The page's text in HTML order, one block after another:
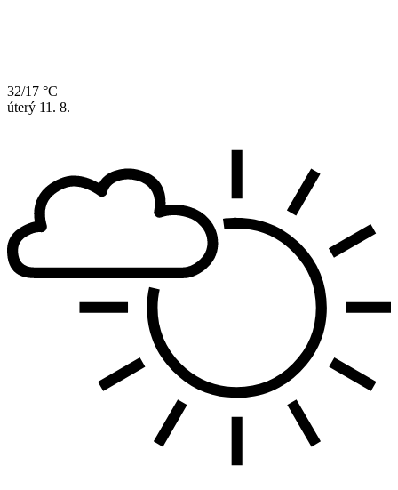
32/17 °C
úterý 11. 8.